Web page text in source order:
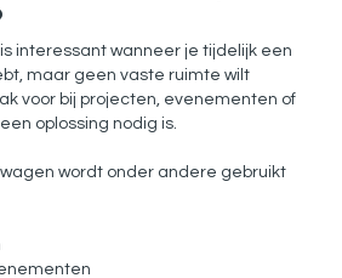
interessant wanneer je tijdelijk een
maar geen vaste ruimte wilt
voor bij projecten, evenementen of
oplossing nodig is.
wordt onder andere gebruikt